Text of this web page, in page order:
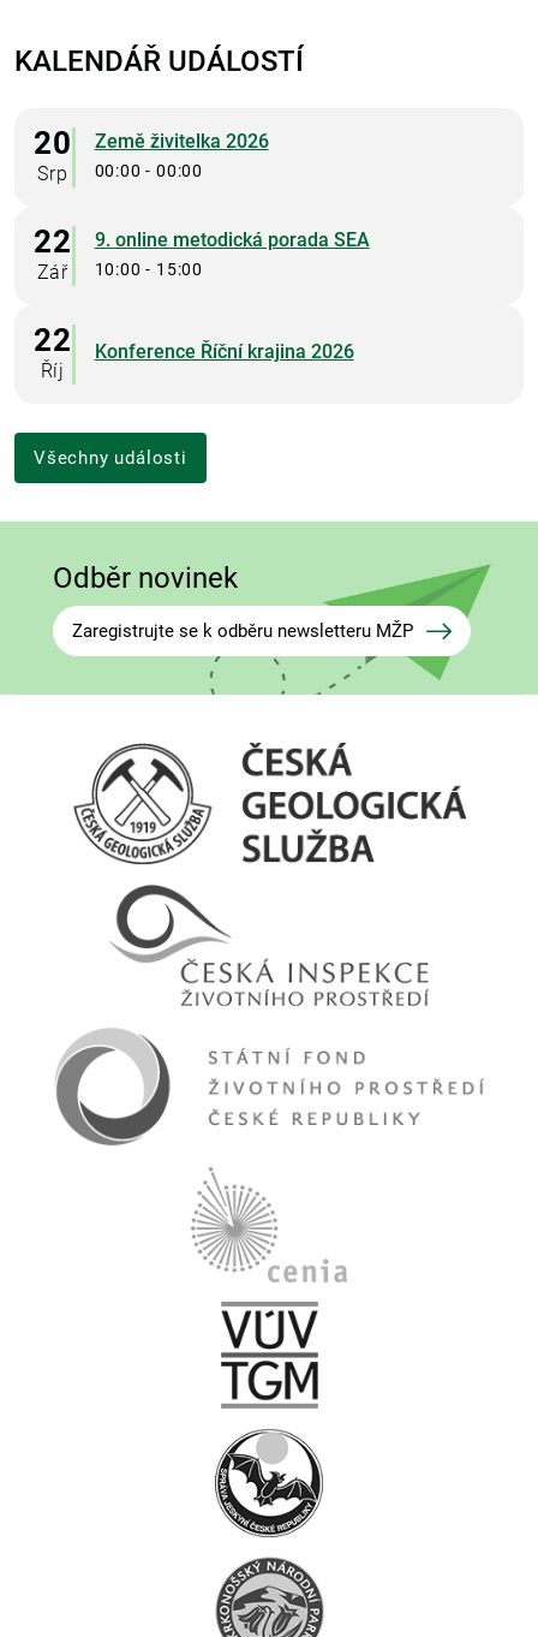
KALENDÁŘ UDÁLOSTÍ
20
Srp
Země živitelka 2026
00:00 - 00:00
22
Zář
9. online metodická porada SEA
10:00 - 15:00
22
Říj
Konference Říční krajina 2026
Všechny události
Odběr novinek
Zaregistrujte se k odběru newsletteru MŽP